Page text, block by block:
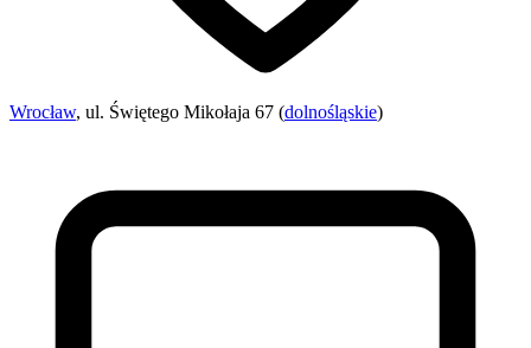
Wrocław, ul. Świętego Mikołaja 67 (dolnośląskie)